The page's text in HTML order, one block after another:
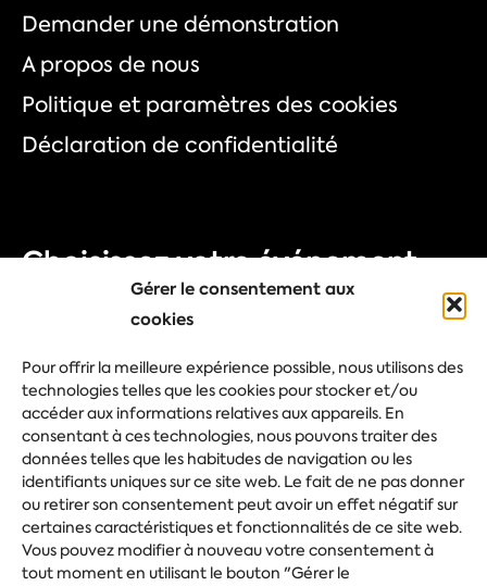
Gérer le consentement aux
cookies
Pour offrir la meilleure expérience possible, nous utilisons des
technologies telles que les cookies pour stocker et/ou
accéder aux informations relatives aux appareils. En
consentant à ces technologies, nous pouvons traiter des
données telles que les habitudes de navigation ou les
identifiants uniques sur ce site web. Le fait de ne pas donner
ou retirer son consentement peut avoir un effet négatif sur
certaines caractéristiques et fonctionnalités de ce site web.
Vous pouvez modifier à nouveau votre consentement à
tout moment en utilisant le bouton "Gérer le
Demander une démonstration
A propos de nous
Politique et paramètres des cookies
Déclaration de confidentialité
Choisissez votre événement
Foire commerciale
Congrès
Evénement d'entreprise
Festival
Posez votre question